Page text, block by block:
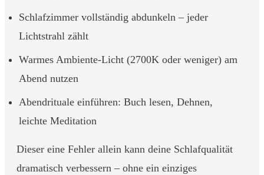
Schlafzimmer vollständig abdunkeln – jeder
Lichtstrahl zählt
Warmes Ambiente-Licht (2700K oder weniger) am
Abend nutzen
Abendrituale einführen: Buch lesen, Dehnen,
leichte Meditation
Dieser eine Fehler allein kann deine Schlafqualität
dramatisch verbessern – ohne ein einziges